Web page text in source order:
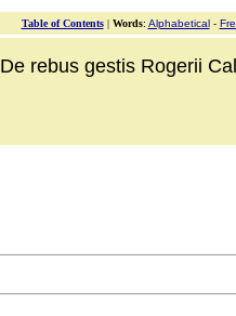
Table of Contents| Words: Alphabetical-
De rebus gestis Rogerii